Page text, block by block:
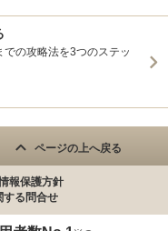
の攻略法を3つのステッ
ページの上へ戻る
報保護方針
する問合せ